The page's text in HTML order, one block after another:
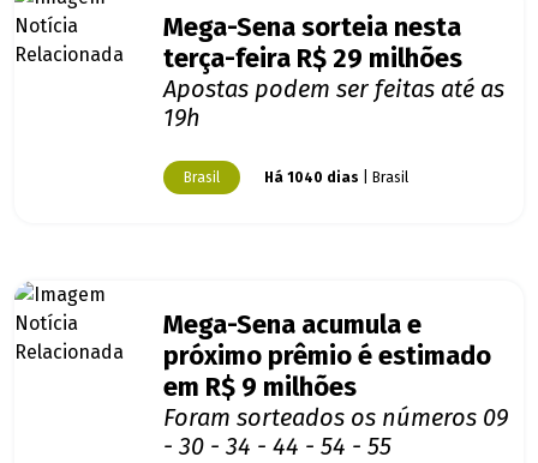
Mega-Sena sorteia nesta
terça-feira R$ 29 milhões
Apostas podem ser feitas até as
19h
Brasil Há 1040 dias | Brasil
Mega-Sena acumula e
próximo prêmio é estimado
em R$ 9 milhões
Foram sorteados os números 09
- 30 - 34 - 44 - 54 - 55